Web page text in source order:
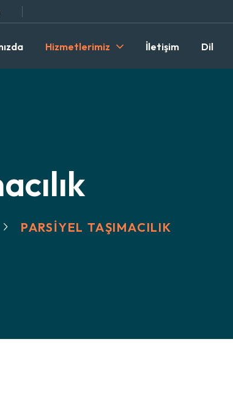
Hizmetlerimiz İletişim Dil
PARSIYEL TAŞIMACILIK